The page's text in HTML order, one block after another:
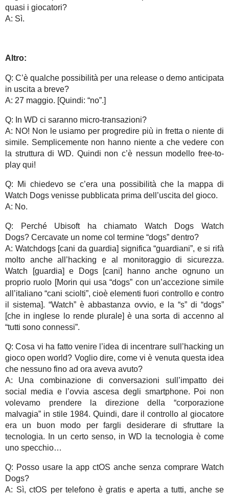
quasi i giocatori?
A: Sì.
Altro:
Q: C’è qualche possibilità per una release o demo anticipata
in uscita a breve?
A: 27 maggio. [Quindi: “no”.]
Q: In WD ci saranno micro-transazioni?
A: NO! Non le usiamo per progredire più in fretta o niente di
simile. Semplicemente non hanno niente a che vedere con
la struttura di WD. Quindi non c’è nessun modello free-to-
play qui!
Q: Mi chiedevo se c’era una possibilità che la mappa di
Watch Dogs venisse pubblicata prima dell’uscita del gioco.
A: No.
Q: Perché Ubisoft ha chiamato Watch Dogs Watch
Dogs? Cercavate un nome col termine “dogs” dentro?
A: Watchdogs [cani da guardia] significa “guardiani”, e si rifà
molto anche all’hacking e al monitoraggio di sicurezza.
Watch [guardia] e Dogs [cani] hanno anche ognuno un
proprio ruolo [Morin qui usa “dogs” con un’accezione simile
all’italiano “cani sciolti”, cioè elementi fuori controllo e contro
il sistema]. “Watch” è abbastanza ovvio, e la “s” di “dogs”
[che in inglese lo rende plurale] è una sorta di accenno al
“tutti sono connessi”.
Q: Cosa vi ha fatto venire l’idea di incentrare sull’hacking un
gioco open world? Voglio dire, come vi è venuta questa idea
che nessuno fino ad ora aveva avuto?
A: Una combinazione di conversazioni sull’impatto dei
social media e l’ovvia ascesa degli smartphone. Poi non
volevamo prendere la direzione della “corporazione
malvagia” in stile 1984. Quindi, dare il controllo al giocatore
era un buon modo per fargli desiderare di sfruttare la
tecnologia. In un certo senso, in WD la tecnologia è come
uno specchio…
Q: Posso usare la app ctOS anche senza comprare Watch
Dogs?
A: Sì, ctOS per telefono è gratis e aperta a tutti, anche se